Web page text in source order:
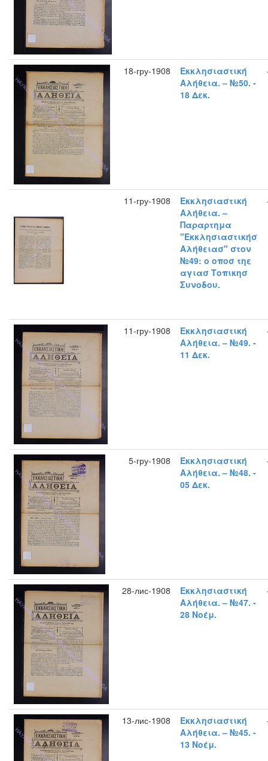
18-гру-1908
Εκκλησιαστική
Αλήθεια. – №50. -
18 Δεκ.
11-гру-1908
Εκκλησιαστική
Αλήθεια. –
Παραρτημα
"Εκκλησιαστικήσ
Αλήθειασ" στον
№49: ο οποσ τηε
αγιασ Τοπικησ
Συνοδου.
11-гру-1908
Εκκλησιαστική
Αλήθεια. – №49. -
11 Δεκ.
5-гру-1908
Εκκλησιαστική
Αλήθεια. – №48. -
05 Δεκ.
28-лис-1908
Εκκλησιαστική
Αλήθεια. – №47. -
28 Νοέμ.
13-лис-1908
Εκκλησιαστική
Αλήθεια. – №45. -
13 Νοέμ.